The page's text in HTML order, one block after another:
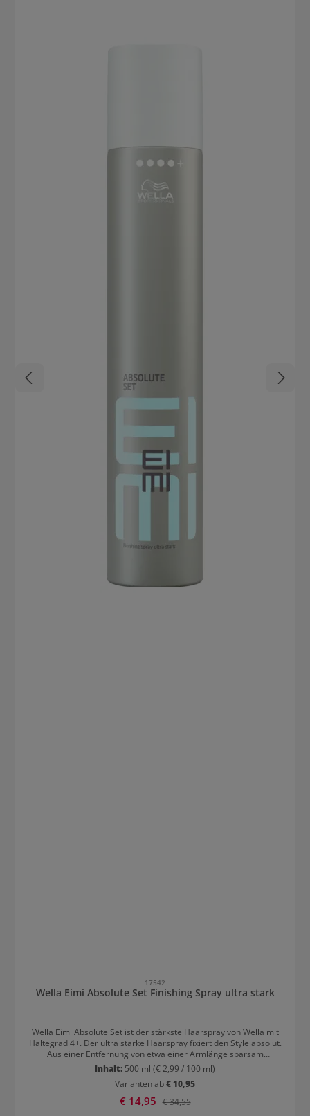
17542
Wella Eimi Absolute Set Finishing Spray ultra stark
Wella Eimi Absolute Set ist der stärkste Haarspray von Wella mit
Haltegrad 4+. Der ultra starke Haarspray fixiert den Style absolut.
Aus einer Entfernung von etwa einer Armlänge sparsam
aufsprühen, danach lässt sich das Styling nicht mehr
remodellieren. Wie alle Eimi Haarsprays hat auch der Super Set
Spray einen neuen frischen Duft. Eine luftige, blumige Basisnote
steht in Kontrast zu einer reinen Amber-Herznote, die Kopfnoten
aus den Tiefen des Meeres runden die Duftkomposition ab.
Inhalt: 500 ml (€ 2,99 / 100 ml)
Varianten ab€ 10,95
Verkaufspreis:
€ 14,95 Regulärer Preis:
€ 34,55